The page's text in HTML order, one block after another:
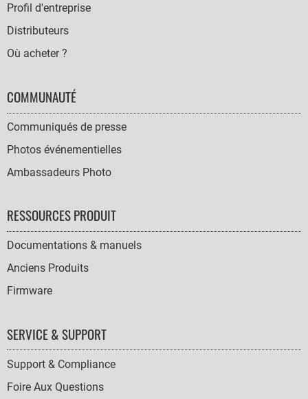
Profil d'entreprise
Distributeurs
Où acheter ?
COMMUNAUTÉ
Communiqués de presse
Photos événementielles
Ambassadeurs Photo
RESSOURCES PRODUIT
Documentations & manuels
Anciens Produits
Firmware
SERVICE & SUPPORT
Support & Compliance
Foire Aux Questions